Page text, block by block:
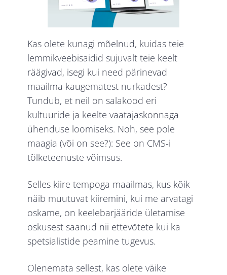
Kas olete kunagi mõelnud, kuidas teie
lemmikveebisaidid sujuvalt teie keelt
räägivad, isegi kui need pärinevad
maailma kaugematest nurkadest?
Tundub, et neil on salakood eri
kultuuride ja keelte vaatajaskonnaga
ühenduse loomiseks. Noh, see pole
maagia (või on see?): See on CMS-i
tõlketeenuste võimsus.
Selles kiire tempoga maailmas, kus kõik
näib muutuvat kiiremini, kui me arvatagi
oskame, on keelebarjääride ületamise
oskusest saanud nii ettevõtete kui ka
spetsialistide peamine tugevus.
Olenemata sellest, kas olete väike